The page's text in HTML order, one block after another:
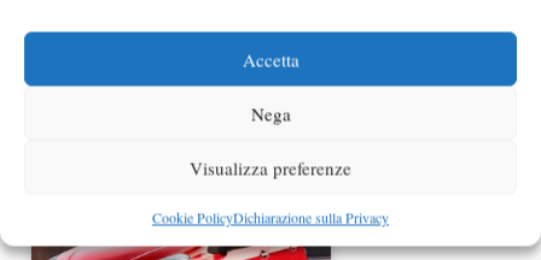
Accetta
Nega
Visualizza preferenze
Cookie PolicyDichiarazione sulla Privacy